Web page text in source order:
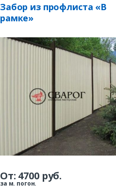
Забор из профлиста «В
рамке»
От: 4700руб.
за м. погон.